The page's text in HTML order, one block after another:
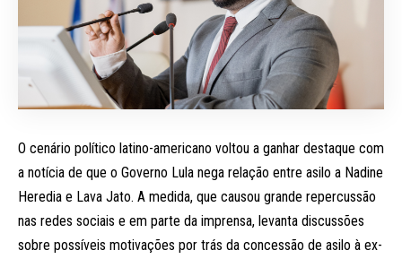
O cenário político latino-americano voltou a ganhar destaque com
a notícia de que o Governo Lula nega relação entre asilo a Nadine
Heredia e Lava Jato. A medida, que causou grande repercussão
nas redes sociais e em parte da imprensa, levanta discussões
sobre possíveis motivações por trás da concessão de asilo à ex-